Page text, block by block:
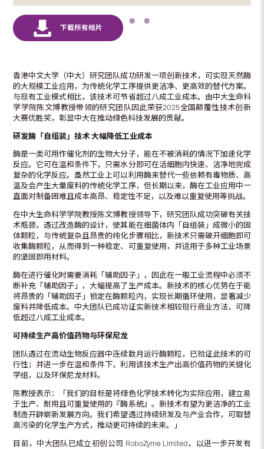
香港中文大学（中大）研究团队成功研发一项创新技术，可实现天然酶
的大规模工业应用，为传统化学工序提供更洁净、更高效的替代方案。
与现有工业模式相比，该技术可节省超过八成工业成本。由中大生命科
学学院陈文博教授带领的研究团队因此荣获2025全国颠覆性技术创新
大赛优胜奖，彰显中大在推动绿色科技发展的贡献。
研发酶「自组装」技术 大幅降低工业成本
酶是一类可用作催化剂的生物大分子，能在不被消耗的情况下加速化学
反应。它可在温和条件下，只需水分即可在活细胞内快速、洁净地完成
复杂的化学反应。虽然工业上可以利用酶来替代一些依赖有毒物质、高
温及会产生大量废料的传统化学工序，但长期以来，酶在工业应用中一
直面对制备困难且成本高昂、稳定性不足，以及难以重复使用等挑战。
在中大生命科学学院教授陈文博教授领导下，研究团队成功突破有关技
术瓶颈，透过改造酶的设计，使其能在细菌体内「自组装」成微小的固
体颗粒，与传统复杂且昂贵的纯化步骤相比，新技术只需破开细胞即可
收集酶颗粒，从而得到一种稳定、可重复使用，并适用于多种工业场景
的坚固即用材料。
酶在进行催化时需要消耗「辅助因子」，因此在一般工业流程中必须不
断补充「辅助因子」，大幅提高了生产成本。新技术的核心优势在于能
将昂贵的「辅助因子」锁定在酶颗粒内，实现长期循环使用，显著减少
废料并降低成本。中大团队已成功证实新技术相较现行商业方法，可降
低超过八成工业成本。
可持续生产高价值药物与环保尼龙
团队透过在流动生物反应器中连续数月运行酶颗粒，已验证此技术的可
行性；并进一步在温和条件下，利用该技术生产出高价值药物的关键化
学组，以及环保尼龙材料。
陈教授表示：「我们的目标是将绿色化学技术转化为实际应用，建立易
于生产、耐用且可重复使用的『酶系统』。新技术有望为更洁净的工业
制造开辟崭新发展方向。我们希望透过持续研发及与产业合作，可取替
高污染的化学生产方式，推动更可持续的未来。」
目前，中大团队已成立初创公司 RoboZyme Limited，以进一步开发有